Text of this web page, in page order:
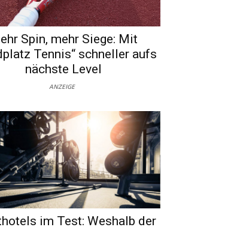
Spin, mehr Siege: Mit
Tennis“ schneller aufs
nächste Level
ANZEIGE
im Test: Weshalb der